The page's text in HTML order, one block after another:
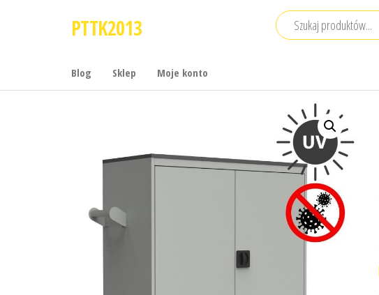
PTTK2013
Blog Sklep Moje konto